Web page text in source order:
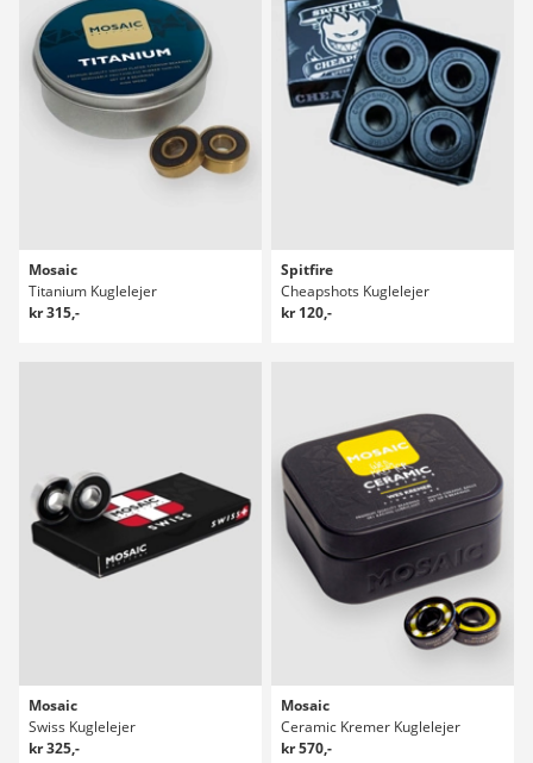
Mosaic
Titanium Kuglelejer
kr 315,-
Spitfire
Cheapshots Kuglelejer
kr 120,-
Mosaic
Swiss Kuglelejer
kr 325,-
Mosaic
Ceramic Kremer Kuglelejer
kr 570,-